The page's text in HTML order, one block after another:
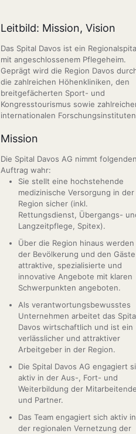
Leitbild: Mission, Vision
Das Spital Davos ist ein
mit angeschlossenem Pflegeheim.
Geprägt wird die Region Davos
die zahlreichen Höhenkliniken, den
breitgefächerten Sport- und
Kongresstourismus sowie
internationalen
Mission
Die Spital Davos AG nimmt
Auftrag wahr:
Sie stellt eine hochstehende
medizinische Versorgung in der
Region sicher (inkl.
Rettungsdienst, Übergangs-
Langzeitpflege, Spitex).
Über die Region hinaus werden
der Bevölkerung und den
attraktive, spezialisierte und
innovative Angebote mit klaren
Schwerpunkten angeboten.
Als verantwortungsbewusstes
Unternehmen arbeitet das
Davos wirtschaftlich und ist ein
verlässlicher und attraktiver
Arbeitgeber in der Region.
Die Spital Davos AG engagiert
aktiv in der Aus-, Fort- und
Weiterbildung der
und Partner.
Das Team engagiert sich aktiv in
der regionalen Vernetzung der